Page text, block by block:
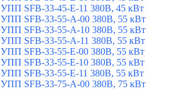
УПП SFB-33-45-E-11 380В, 45 кВт
УПП SFB-33-55-A-00 380В, 55 кВт
УПП SFB-33-55-A-10 380В, 55 кВт
УПП SFB-33-55-A-11 380В, 55 кВт
УПП SFB-33-55-E-00 380В, 55 кВт
УПП SFB-33-55-E-10 380В, 55 кВт
УПП SFB-33-55-E-11 380В, 55 кВт
УПП SFB-33-75-A-00 380В, 75 кВт